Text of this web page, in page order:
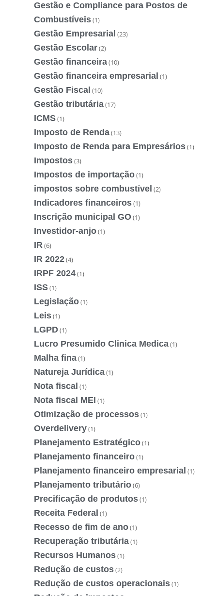
Gestão e Compliance para Postos de
Combustíveis(1)
Gestão Empresarial (23)
Gestão Escolar(2)
Gestão financeira(10)
Gestão financeira empresarial (1)
Gestão Fiscal (10)
Gestão tributária(17)
ICMS(1)
Imposto de Renda(13)
Imposto de Renda para Empresários(1)
Impostos(3)
Impostos de importação(1)
impostos sobre combustível (2)
Indicadores financeiros(1)
Inscrição municipal GO(1)
Investidor-anjo(1)
IR(6)
IR 2022(4)
IRPF 2024(1)
ISS(1)
Legislação(1)
Leis(1)
LGPD(1)
Lucro Presumido Clinica Medica(1)
Malha fina(1)
Natureja Jurídica(1)
Nota fiscal (1)
Nota fiscal MEI (1)
Otimização de processos(1)
Overdelivery(1)
Planejamento Estratégico(1)
Planejamento financeiro(1)
Planejamento financeiro empresarial (1)
Planejamento tributário(6)
Precificação de produtos(1)
Receita Federal (1)
Recesso de fim de ano(1)
Recuperação tributária(1)
Recursos Humanos(1)
Redução de custos(2)
Redução de custos operacionais(1)